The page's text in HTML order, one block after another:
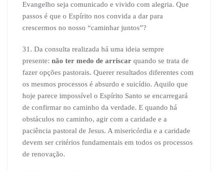
Evangelho seja comunicado e vivido com alegria. Que
passos é que o Espírito nos convida a dar para
crescermos no nosso “caminhar juntos”?
31. Da consulta realizada há uma ideia sempre
presente: não ter medo de arriscar quando se trata de
fazer opções pastorais. Querer resultados diferentes com
os mesmos processos é absurdo e suicídio. Aquilo que
hoje parece impossível o Espírito Santo se encarregará
de confirmar no caminho da verdade. E quando há
obstáculos no caminho, agir com a caridade e a
paciência pastoral de Jesus. A misericórdia e a caridade
devem ser critérios fundamentais em todos os processos
de renovação.